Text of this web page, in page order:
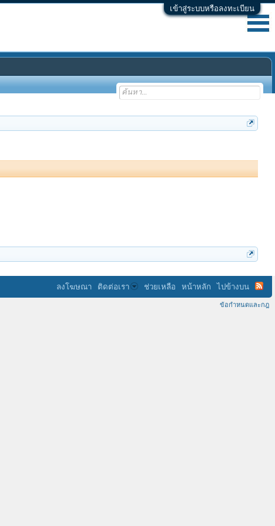
เข้าสู่ระบบหรือลงทะเบียน
ลงโฆษณา ติดต่อเรา ช่วยเหลือ หน้าหลัก ไปข้างบน
ข้อกำหนดและกฎ